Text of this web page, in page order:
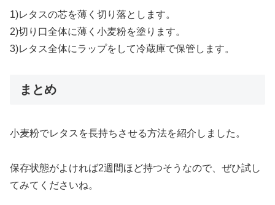
1)レタスの芯を薄く切り落とします。
2)切り口全体に薄く小麦粉を塗ります。
3)レタス全体にラップをして冷蔵庫で保管します。
まとめ
小麦粉でレタスを長持ちさせる方法を紹介しました。
保存状態がよければ2週間ほど持つそうなので、ぜひ試し
てみてくださいね。